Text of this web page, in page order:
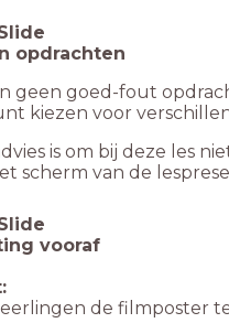
opdrachten
geen goed-fout
kiezen voor
is om bij deze les
scherm van de
vooraf
de filmposter